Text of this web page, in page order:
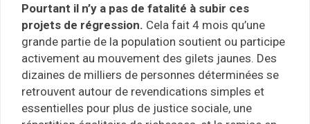
Pourtant il n’y a pas de fatalité à subir ces
projets de régression. Cela fait 4 mois qu’une
grande partie de la population soutient ou participe
activement au mouvement des gilets jaunes. Des
dizaines de milliers de personnes déterminées se
retrouvent autour de revendications simples et
essentielles pour plus de justice sociale, une